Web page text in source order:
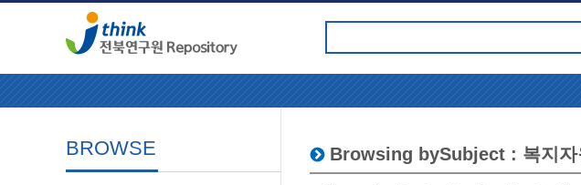
BROWSE Browsing bySubject : 복지자